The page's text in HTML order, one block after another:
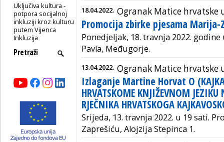
Uključiva kultura -
potpora socijalnoj
inkluziji kroz kulturu
putem Vijenca
Inkluzija
18.04.2022. Ogranak Matice hrvatske
Promocija zbirke pjesama Marija-
Ponedjeljak, 18. travnja 2022. godine
Pavla, Međugorje.
13.04.2022. Ogranak Matice hrvatske
Izlaganje Martine Horvat O
HRVATSKOME KNJIŽEVNOM JEZIKU
RJEČNIKA HRVATSKOGA
Srijeda, 13. travnja 2022. u 19 sati.
Zaprešiću, Alojzija Stepinca 1.